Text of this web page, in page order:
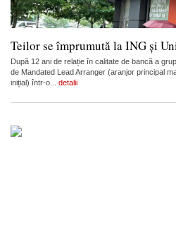
Teilor se împrumută la ING și
După 12 ani de relație în calitate de bancă a
de Mandated Lead Arranger (aranjor principal
inițial) într-o... detalii